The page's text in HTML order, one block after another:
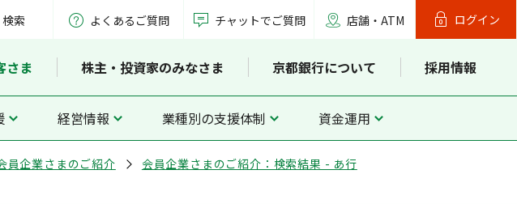
検索 よくあるご質問 チャットでご質問 店舗・ATM ログイン
さま 株主・投資家のみなさま 京都銀行について 採用情報
経営情報 業種別の支援体制 資金運用
員企業さまのご紹介
会員企業さまのご紹介：検索結果 - あ行